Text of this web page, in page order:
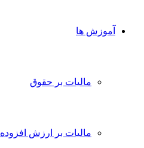
آموزش ها
مالیات بر حقوق
مالیات بر ارزش افزوده